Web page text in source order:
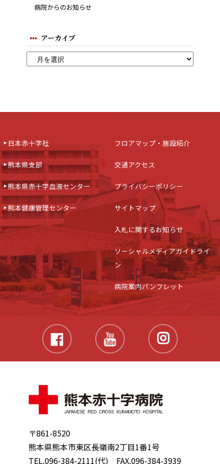
病院からのお知らせ
アーカイブ
〒861-8520
熊本県熊本市東区長嶺南2丁目1番1号
TEL.096-384-2111(代) FAX.096-384-3939
日本赤十字社
熊本県支部
熊本県赤十字血液センター
熊本健康管理センター
フロアマップ・施設紹介
交通アクセス
プライバシーポリシー
サイトマップ
入札に関するお知らせ
ソーシャルメディアガイドライ
ン
病院案内パンフレット